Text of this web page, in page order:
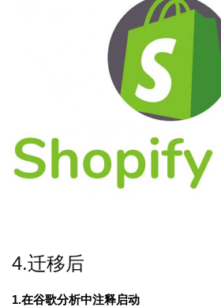
4.迁移后
1.在谷歌分析中注释启动